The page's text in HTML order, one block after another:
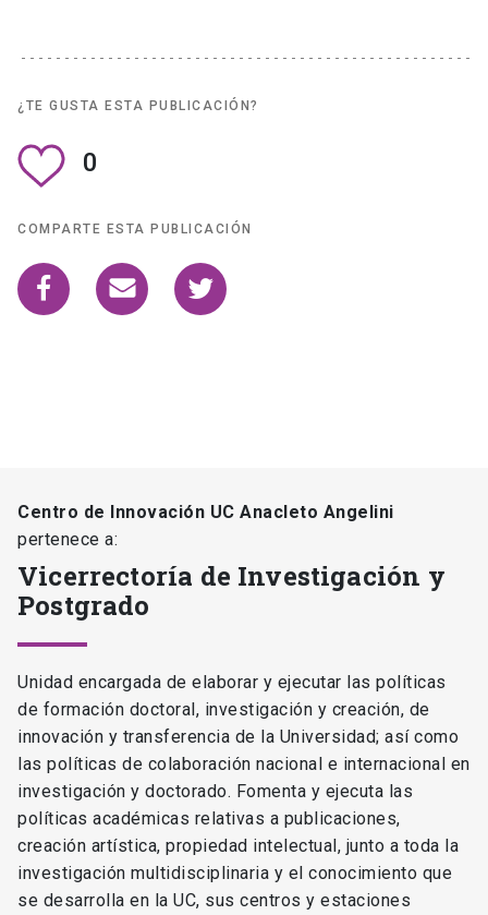
¿TE GUSTA ESTA PUBLICACIÓN?
0
COMPARTE ESTA PUBLICACIÓN
Centro de Innovación UC Anacleto Angelini
pertenece a:
Vicerrectoría de Investigación y
Postgrado
Unidad encargada de elaborar y ejecutar las políticas
de formación doctoral, investigación y creación, de
innovación y transferencia de la Universidad; así como
las políticas de colaboración nacional e internacional en
investigación y doctorado. Fomenta y ejecuta las
políticas académicas relativas a publicaciones,
creación artística, propiedad intelectual, junto a toda la
investigación multidisciplinaria y el conocimiento que
se desarrolla en la UC, sus centros y estaciones